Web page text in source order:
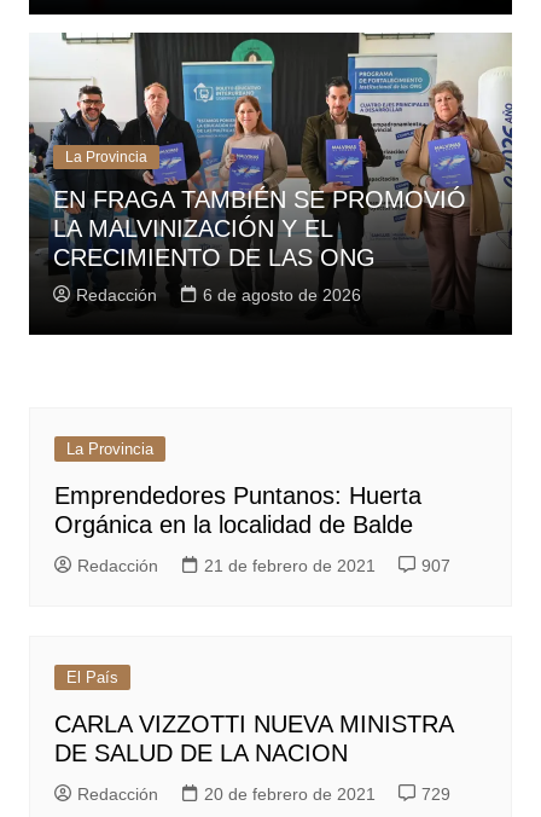
La Provincia
EN FRAGA TAMBIÉN SE PROMOVIÓ
LA MALVINIZACIÓN Y EL
CRECIMIENTO DE LAS ONG
Redacción 6 de agosto de 2026
La Provincia
Emprendedores Puntanos: Huerta
Orgánica en la localidad de Balde
Redacción 21 de febrero de 2021 907
El País
CARLA VIZZOTTI NUEVA MINISTRA
DE SALUD DE LA NACION
Redacción 20 de febrero de 2021 729